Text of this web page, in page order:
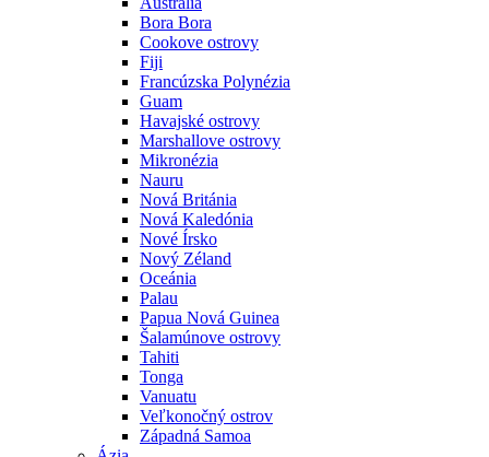
Bora Bora
Cookove ostrovy
Fiji
Francúzska Polynézia
Guam
Havajské ostrovy
Marshallove ostrovy
Mikronézia
Nauru
Nová Británia
Nová Kaledónia
Nové Írsko
Nový Zéland
Oceánia
Palau
Papua Nová Guinea
Šalamúnove ostrovy
Tahiti
Tonga
Vanuatu
Veľkonočný ostrov
Západná Samoa